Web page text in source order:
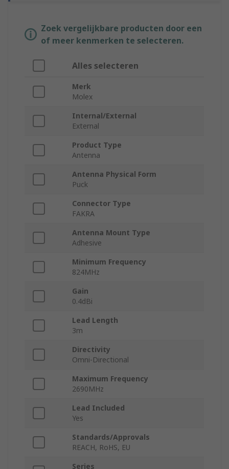
Zoek vergelijkbare producten door een
of meer kenmerken te selecteren.
Alles selecteren
Merk
Molex
Internal/External
External
Product Type
Antenna
Antenna Physical Form
Puck
Connector Type
FAKRA
Antenna Mount Type
Adhesive
Minimum Frequency
824MHz
Gain
0.4dBi
Lead Length
3m
Directivity
Omni-Directional
Maximum Frequency
2690MHz
Lead Included
Yes
Standards/Approvals
REACH, RoHS, EU
Series